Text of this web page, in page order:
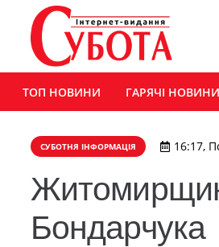
ТОП НОВИНИ ГАРЯЧІ НОВИНИ
СУБОТНЯ ІНФОРМАЦІЯ 16:17,
Бондарчука